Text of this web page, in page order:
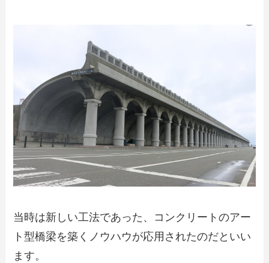
当時は新しい工法であった、コンクリートのアー
ト型橋梁を築くノウハウが応用されたのだといい
ます。